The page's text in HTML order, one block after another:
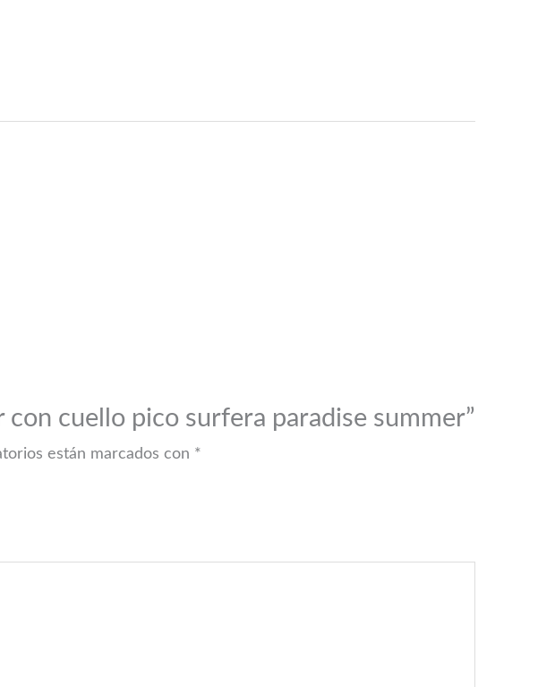
cuello pico surfera paradise summer”
están marcados con *